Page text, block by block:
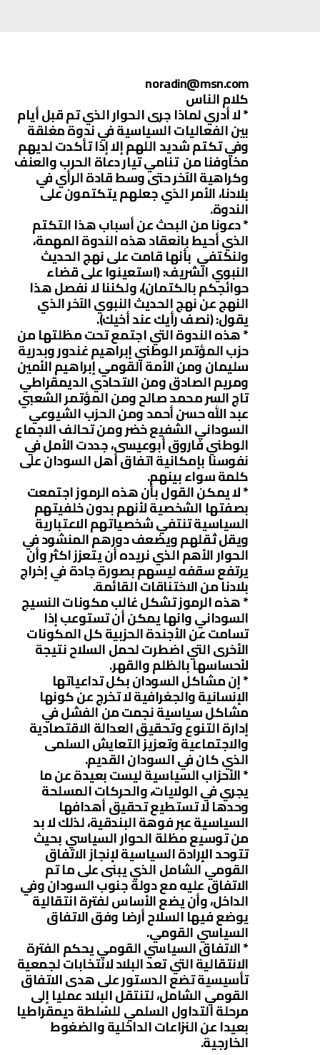
noradin@msn.com
كلام الناس
* لا أدري لماذا جرى الحوار الذي تم قبل أيام
بين الفعاليات السياسية في ندوة مغلقة
وفي تكتم شديد اللهم إلا إذا تأكدت لديهم
مخاوفنا من تنامي تيار دعاة الحرب والعنف
وكراهية الآخر حتى وسط قادة الرأي في
بلادنا، الأمر الذي جعلهم يتكتمون على
الندوة.
* دعونا من البحث عن أسباب هذا التكتم
الذي أحيط بانعقاد هذه الندوة المهمة،
ولنكتفي بأنها قامت على نهج الحديث
النبوي الشريف: (استعينوا على قضاء
حوائجكم بالكتمان)، ولكننا لا نفصل هذا
النهج عن نهج الحديث النبوي الآخر الذي
يقول: (نصف رأيك عند أخيك).
* هذه الندوة التي اجتمع تحت مظلتها من
حزب المؤتمر الوطني إبراهيم غندور وبدرية
سليمان ومن الأمة القومي إبراهيم الأمين
ومريم الصادق ومن الاتحادي الديمقراطي
تاج السر محمد صالح ومن المؤتمر الشعبي
عبد الله حسن أحمد ومن الحزب الشيوعي
السوداني الشفيع خضر ومن تحالف الاجماع
الوطني فاروق أبوعيسى، جددت الأمل في
نفوسنا بإمكانية اتفاق أهل السودان على
كلمة سواء بينهم.
* لا يمكن القول بأن هذه الرموز اجتمعت
بصفتها الشخصية لأنهم بدون خلفيتهم
السياسية تنتفي شخصياتهم الاعتبارية
ويقل ثقلهم ويضعف دورهم المنشود في
الحوار الأهم الذي نريده أن يتعزز اكثر وأن
يرتفع سقفه ليسهم بصورة جادة في إخراج
بلادنا من الاختناقات القائمة.
* هذه الرموز تشكل غالب مكونات النسيج
السوداني وانها يمكن أن تستوعب إذا
تسامت عن الأجندة الحزبية كل المكونات
الأخرى التي اضطرت لحمل السلاح نتيجة
لأحساسها بالظلم والقهر.
* إن مشاكل السودان بكل تداعياتها
الإنسانية والجغرافية لا تخرج عن كونها
مشاكل سياسية نجمت من الفشل في
إدارة التنوع وتحقيق العدالة الاقتصادية
والاجتماعية وتعزيز التعايش السلمى
الذي كان في السودان القديم.
* الأحزاب السياسية ليست بعيدة عن ما
يجري في الولايات، والحركات المسلحة
وحدها لا تستطيع تحقيق أهدافها
السياسية عبر فوهة البندقية، لذلك لا بد
من توسيع مظلة الحوار السياسي بحيث
تتوحد الإرادة السياسية لإنجاز الاتفاق
القومي الشامل الذي يبنى على ما تم
الاتفاق عليه مع دولة جنوب السودان وفي
الداخل، وأن يضع الأساس لفترة انتقالية
يوضع فيها السلاح أرضا وفق الاتفاق
السياسي القومي.
* الاتفاق السياسي القومي يحكم الفترة
الانتقالية التي تعد البلاد لانتخابات لجمعية
تأسيسية تضع الدستور على هدى الاتفاق
القومي الشامل، لتنتقل البلاد عمليا إلى
مرحلة التداول السلمي للسُلطة ديمقراطيا
بعيدا عن النزاعات الداخلية والضغوط
الخارجية.